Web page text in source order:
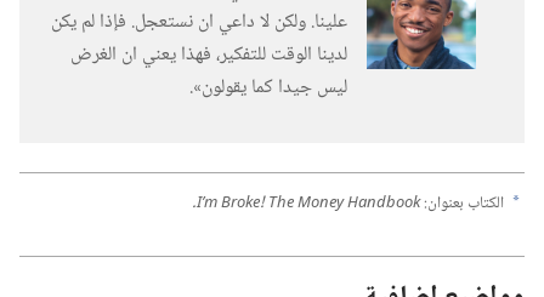
علينا.‏ ولكن لا داعي ان نستعجل.‏ فإذا لم يكن
لدينا الوقت للتفكير،‏ فهذا يعني ان الغرض
ليس جيدا كما يقولون».‏
a الكتاب بعنوان:‏I’m Broke! The Money Handbook.‏